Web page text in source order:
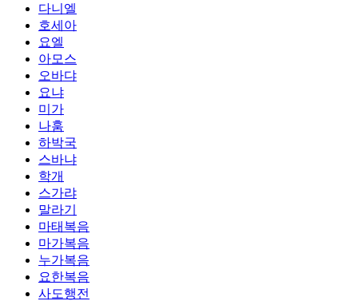
다니엘
호세아
요엘
아모스
오바댜
요냐
미가
나훔
하박국
스바냐
학개
스가랴
말라기
마태복음
마가복음
누가복음
요한복음
사도행전